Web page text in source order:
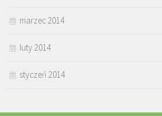
marzec 2014
luty 2014
styczeń 2014